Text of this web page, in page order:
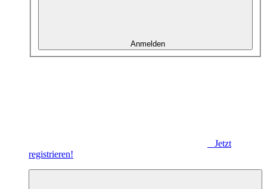
Anmelden
Jetzt
registrieren!